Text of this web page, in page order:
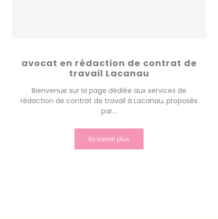
avocat en rédaction de contrat de
travail Lacanau
Bienvenue sur la page dédiée aux services de
rédaction de contrat de travail à Lacanau, proposés
par...
En savoir plus